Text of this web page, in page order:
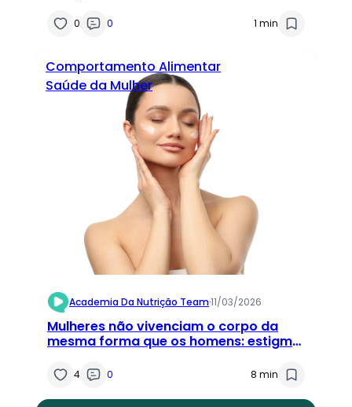
0 0 1 min
Comportamento Alimentar
Saúde da Mulher
Academia Da Nutrição Team·11/03/2026
Mulheres não vivenciam o corpo da
mesma forma que os homens: estigma
4 0 8 min